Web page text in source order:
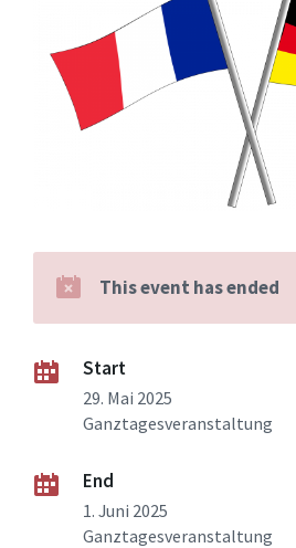
This event has ended
Start
29. Mai 2025
Ganztagesveranstaltung
End
1. Juni 2025
Ganztagesveranstaltung